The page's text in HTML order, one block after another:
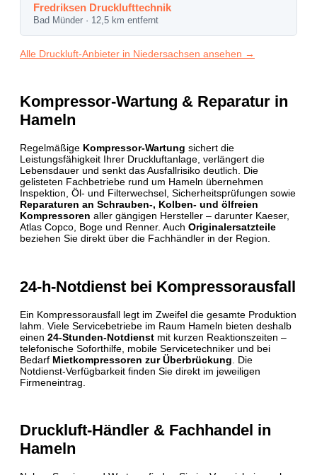
Fredriksen Drucklufttechnik
Bad Münder · 12,5 km entfernt
Alle Druckluft-Anbieter in Niedersachsen ansehen →
Kompressor-Wartung & Reparatur in
Hameln
Regelmäßige Kompressor-Wartung sichert die
Leistungsfähigkeit Ihrer Druckluftanlage, verlängert die
Lebensdauer und senkt das Ausfallrisiko deutlich. Die
gelisteten Fachbetriebe rund um Hameln übernehmen
Inspektion, Öl- und Filterwechsel, Sicherheits­prüfungen sowie
Reparaturen an Schrauben-, Kolben- und ölfreien
Kompressoren aller gängigen Hersteller – darunter Kaeser,
Atlas Copco, Boge und Renner. Auch Originalersatzteile
beziehen Sie direkt über die Fachhändler in der Region.
24-h-Notdienst bei Kompressorausfall
Ein Kompressorausfall legt im Zweifel die gesamte Produktion
lahm. Viele Servicebetriebe im Raum Hameln bieten deshalb
einen 24-Stunden-Notdienst mit kurzen Reaktionszeiten –
telefonische Soforthilfe, mobile Servicetechniker und bei
Bedarf Mietkompressoren zur Überbrückung . Die
Notdienst-Verfügbarkeit finden Sie direkt im jeweiligen
Firmeneintrag.
Druckluft-Händler & Fachhandel in
Hameln